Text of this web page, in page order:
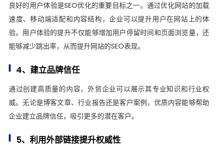
良好的用户体验是SEO优化的重要目标之一。通过优化网站的加载
速度、移动端适配和内容结构，企业可以提升用户在网站上的体
验。用户体验的提升不仅能够增加用户停留时间和页面浏览量，还
能够减少跳出率，从而提升网站的SEO表现。
4、建立品牌信任
通过创建高质量的内容，外贸企业可以展示其专业知识和行业权
威。无论是博客文章、行业报告还是客户案例，优质内容能够帮助
企业建立品牌信任，吸引更多的潜在客户。
5、利用外部链接提升权威性